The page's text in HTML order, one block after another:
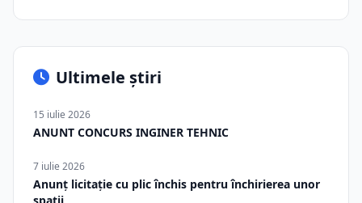
Ultimele știri
15 iulie 2026
ANUNT CONCURS INGINER TEHNIC
7 iulie 2026
Anunț licitație cu plic închis pentru închirierea unor